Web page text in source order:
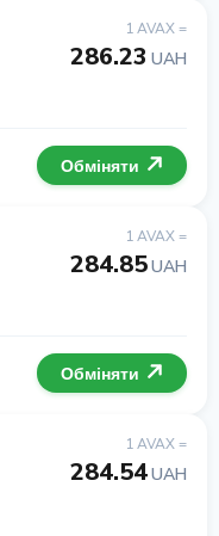
1 AVAX =
286.23 UAH
Обміняти
1 AVAX =
284.85UAH
Обміняти
1 AVAX =
284.54UAH